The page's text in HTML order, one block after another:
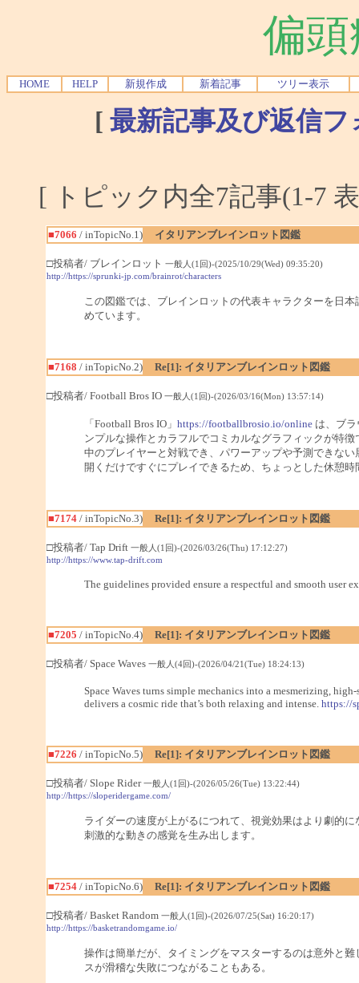
偏
HOME HELP 新規作成 新着記事 ツリー表示
[ 最新記事及び返信
[ トピック内全7記事(1-7
■7066 / inTopicNo.1) イタリアンブレインロット図鑑
□投稿者/ ブレインロット 一般人(1回)-(2025/10/29(Wed) 09:35:20)
http://https://sprunki-jp.com/brainrot/characters
この図鑑では、ブレインロットの代表キャラクターを日
めています。
■7168 / inTopicNo.2) Re[1]: イタリアンブレインロット図鑑
□投稿者/ Football Bros IO 一般人(1回)-(2026/03/16(Mon) 13:57:14)
「Football Bros IO」 https://footballbrosio.io/onlineは、ブラ
ンプルな操作とカラフルでコミカルなグラフィックが特
中のプレイヤーと対戦でき、パワーアップや予測できな
開くだけですぐにプレイできるため、ちょっとした休憩
■7174/ inTopicNo.3) Re[1]: イタリアンブレインロット図鑑
□投稿者/ Tap Drift 一般人(1回)-(2026/03/26(Thu) 17:12:27)
http://https://www.tap-drift.com
The guidelines provided ensure a respectful and smooth user
■7205 / inTopicNo.4) Re[1]: イタリアンブレインロット図鑑
□投稿者/ Space Waves 一般人(4回)-(2026/04/21(Tue) 18:24:13)
Space Waves turns simple mechanics into a mesmerizing,
delivers a cosmic ride that’s both relaxing and intense. https://
■7226 / inTopicNo.5) Re[1]: イタリアンブレインロット図鑑
□投稿者/ Slope Rider一般人(1回)-(2026/05/26(Tue) 13:22:44)
http://https://sloperidergame.com/
ライダーの速度が上がるにつれて、視覚効果はより劇的
刺激的な動きの感覚を生み出します。
■7254/ inTopicNo.6) Re[1]: イタリアンブレインロット図鑑
□投稿者/ Basket Random 一般人(1回)-(2026/07/25(Sat) 16:20:17)
http://https://basketrandomgame.io/
操作は簡単だが、タイミングをマスターするのは意外と
スが滑稽な失敗につながることもある。